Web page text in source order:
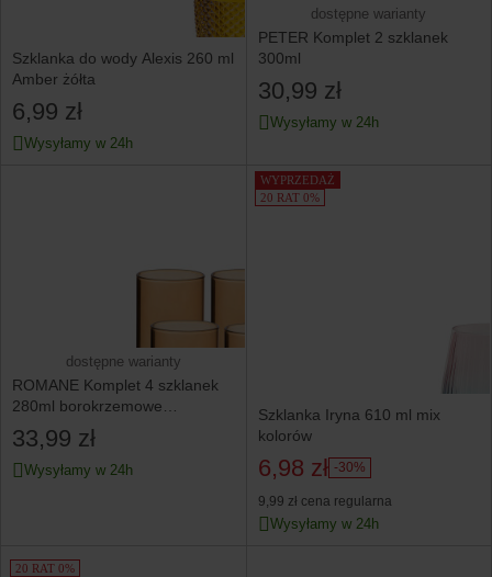
Szklanka do wody Alexis 260 ml
Amber żółta
6,99 zł
Wysyłamy w 24h
dostępne warianty
PETER Komplet 2 szklanek
300ml
30,99 zł
Wysyłamy w 24h
dostępne warianty
ROMANE Komplet 4 szklanek
280ml borokrzemowe
7x7xh9cm
33,99 zł
Wysyłamy w 24h
WYPRZEDAŻ
20 RAT 0%
Szklanka Iryna 610 ml mix
kolorów
6,98 zł -30%
9,99 zł cena regularna
Wysyłamy w 24h
20 RAT 0%